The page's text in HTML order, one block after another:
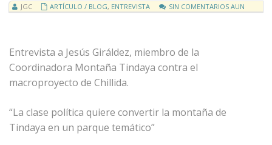
JGC ARTÍCULO / BLOG, ENTREVISTA SIN COMENTARIOS AUN
Entrevista a Jesús Giráldez, miembro de la
Coordinadora Montaña Tindaya contra el
macroproyecto de Chillida.
“La clase política quiere convertir la montaña de
Tindaya en un parque temático”